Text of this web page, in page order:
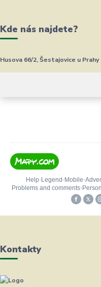
Kde nás najdete?
Husova 66/2, Šestajovice u Prahy
Kontakty